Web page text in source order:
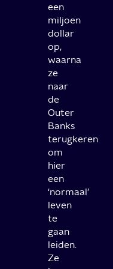
een
miljoen
dollar
op,
waarna
ze
naar
de
Outer
Banks
terugkeren
om
hier
een
‘normaal’
leven
te
gaan
leiden.
Ze